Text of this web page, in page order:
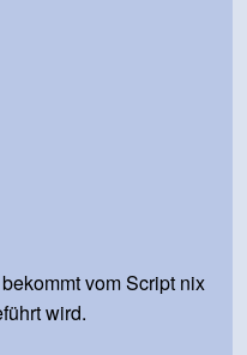
vom Script nix
wird.